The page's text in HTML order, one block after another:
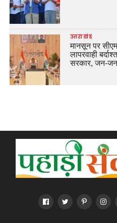
उत्तराखंड
मानसून पर
लापरवाही
सरकार, जन-जन